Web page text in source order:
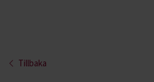
Tillbaka